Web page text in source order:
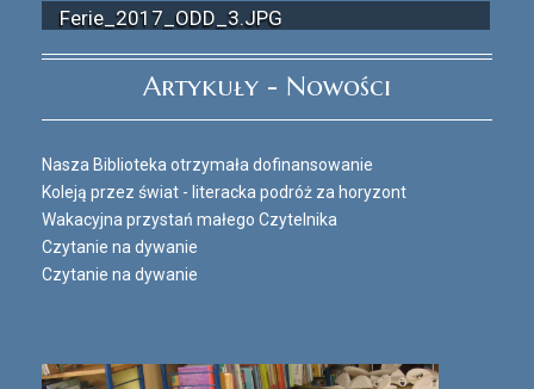
Ferie_2017_ODD_3.JPG
Artykuły - Nowości
Nasza Biblioteka otrzymała dofinansowanie
Koleją przez świat - literacka podróż za horyzont
Wakacyjna przystań małego Czytelnika
Czytanie na dywanie
Czytanie na dywanie